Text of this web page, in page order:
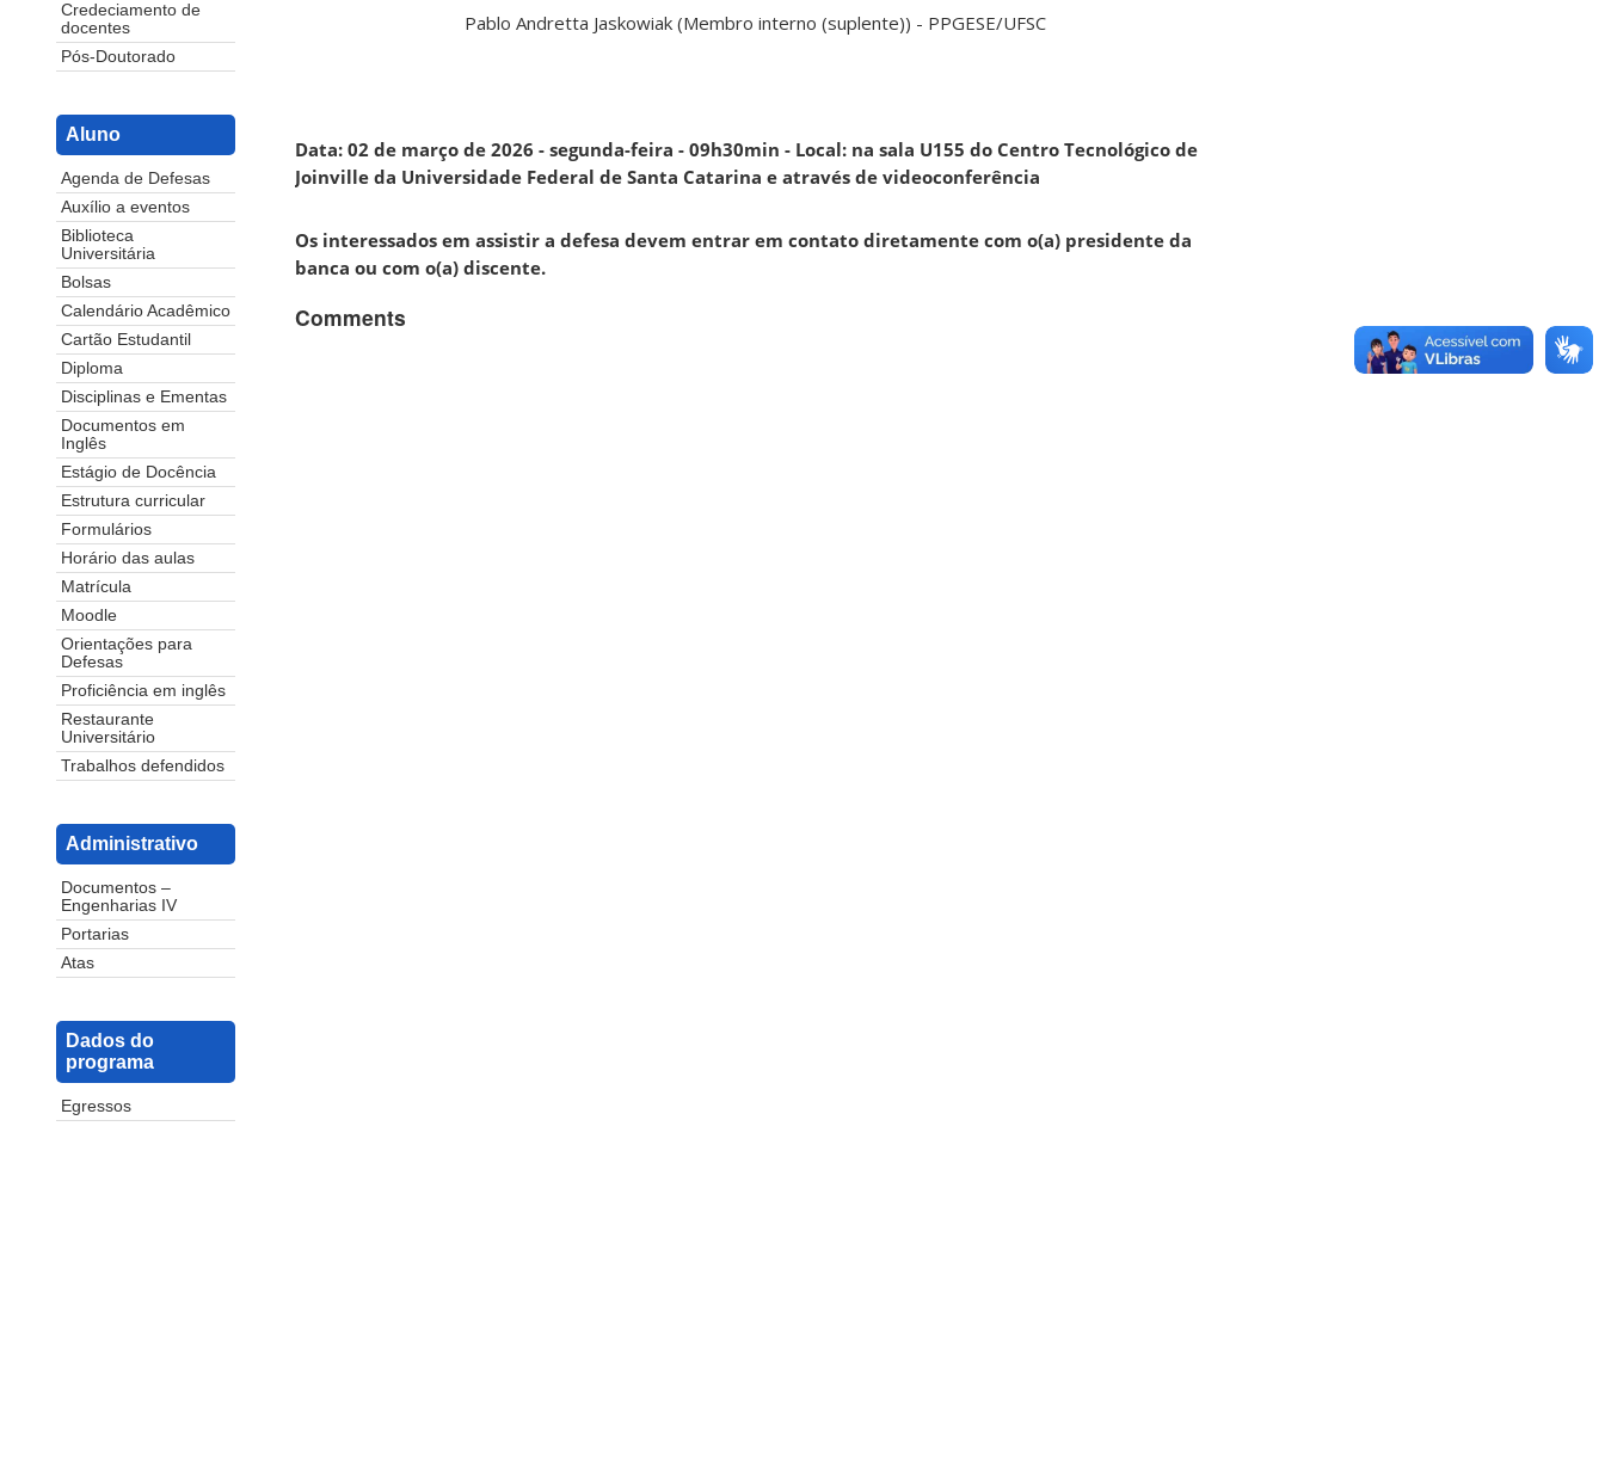
Credeciamento de
docentes
Pós-Doutorado
Aluno
Agenda de Defesas
Auxílio a eventos
Biblioteca
Universitária
Bolsas
Calendário Acadêmico
Cartão Estudantil
Diploma
Disciplinas e Ementas
Documentos em
Inglês
Estágio de Docência
Estrutura curricular
Formulários
Horário das aulas
Matrícula
Moodle
Orientações para
Defesas
Proficiência em inglês
Restaurante
Universitário
Trabalhos defendidos
Administrativo
Documentos –
Engenharias IV
Portarias
Atas
Dados do
programa
Egressos
Pablo Andretta Jaskowiak (Membro interno (suplente)) - PPGESE/UFSC
Data: 02 de março de 2026 - segunda-feira - 09h30min - Local: na sala U155 do Centro Tecnológico de
Joinville da Universidade Federal de Santa Catarina e através de videoconferência
Os interessados em assistir a defesa devem entrar em contato diretamente com o(a) presidente da
banca ou com o(a) discente.
Comments